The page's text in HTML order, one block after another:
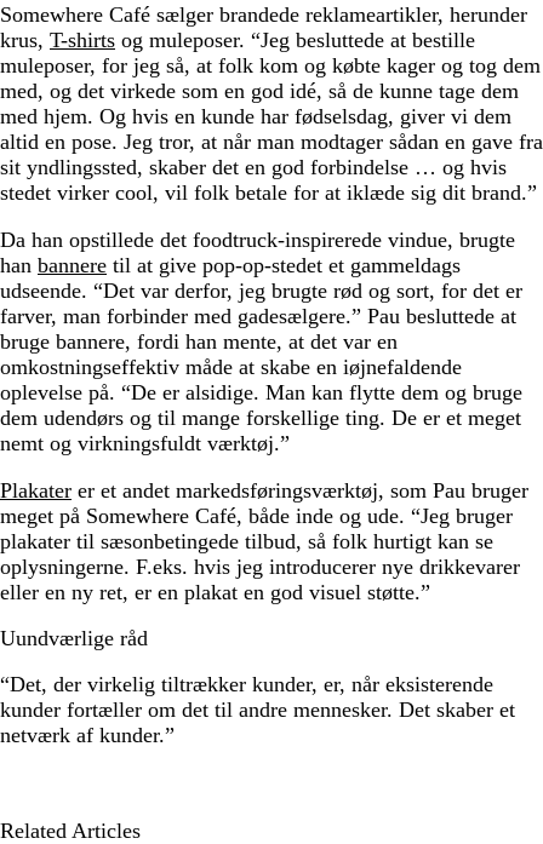
Somewhere Café sælger brandede reklameartikler, herunder
krus, T-shirts og muleposer. “Jeg besluttede at bestille
muleposer, for jeg så, at folk kom og købte kager og tog dem
med, og det virkede som en god idé, så de kunne tage dem
med hjem. Og hvis en kunde har fødselsdag, giver vi dem
altid en pose. Jeg tror, at når man modtager sådan en gave fra
sit yndlingssted, skaber det en god forbindelse … og hvis
stedet virker cool, vil folk betale for at iklæde sig dit brand.”
Da han opstillede det foodtruck-inspirerede vindue, brugte
han bannere til at give pop-op-stedet et gammeldags
udseende. “Det var derfor, jeg brugte rød og sort, for det er
farver, man forbinder med gadesælgere.” Pau besluttede at
bruge bannere, fordi han mente, at det var en
omkostningseffektiv måde at skabe en iøjnefaldende
oplevelse på. “De er alsidige. Man kan flytte dem og bruge
dem udendørs og til mange forskellige ting. De er et meget
nemt og virkningsfuldt værktøj.”
Plakater er et andet markedsføringsværktøj, som Pau bruger
meget på Somewhere Café, både inde og ude. “Jeg bruger
plakater til sæsonbetingede tilbud, så folk hurtigt kan se
oplysningerne. F.eks. hvis jeg introducerer nye drikkevarer
eller en ny ret, er en plakat en god visuel støtte.”
Uundværlige råd
“Det, der virkelig tiltrækker kunder, er, når eksisterende
kunder fortæller om det til andre mennesker. Det skaber et
netværk af kunder.”
Related Articles